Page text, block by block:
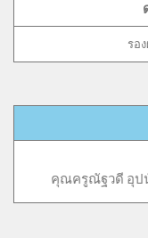
รอ
ปนันท์ คุณครู